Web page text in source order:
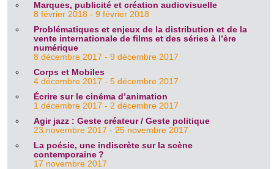
Marques, publicité et création audiovisuelle
8 février 2018 - 9 février 2018
Problématiques et enjeux de la distribution et de la
vente internationale de films et des séries à l’ère
numérique
8 décembre 2017 - 9 décembre 2017
Corps et Mobiles
4 décembre 2017 - 5 décembre 2017
Écrire sur le cinéma d’animation
1 décembre 2017 - 2 décembre 2017
Agir jazz : Geste créateur / Geste politique
23 novembre 2017 - 25 novembre 2017
La poésie, une indiscrète sur la scène
contemporaine ?
17 novembre 2017